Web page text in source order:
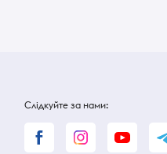
Слідкуйте за нами: